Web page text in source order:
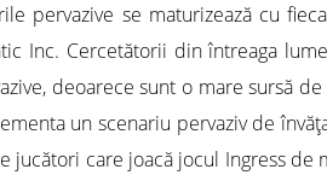
pervazive se maturizează cu
Inc. Cercetătorii din întreaga
deoarece sunt o mare sursă
un scenariu pervaziv de
jucători care joacă jocul Ingress